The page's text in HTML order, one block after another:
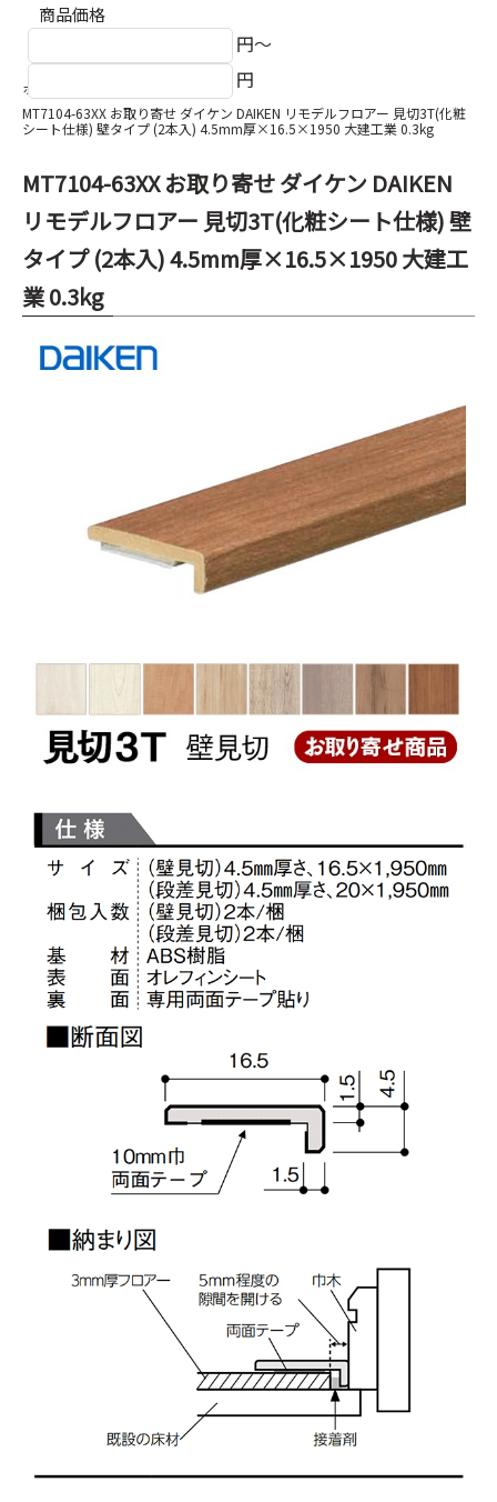
商品価格
円～
円
ホーム
MT7104-63XX お取り寄せ ダイケン DAIKEN リモデルフロアー 見切3T(化粧
シート仕様) 壁タイプ (2本入) 4.5mm厚×16.5×1950 大建工業 0.3kg
MT7104-63XX お取り寄せ ダイケン DAIKEN
リモデルフロアー 見切3T(化粧シート仕様) 壁
タイプ (2本入) 4.5mm厚×16.5×1950 大建工
業 0.3kg